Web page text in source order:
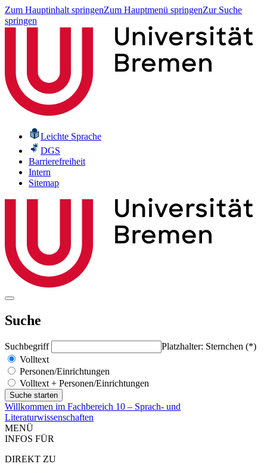
Zum Hauptinhalt springenZum Hauptmenü springenZur Suche
springen
Leichte Sprache
DGS
Barrierefreiheit
Intern
Sitemap
Suche
Suchbegriff
Platzhalter: Sternchen (*)
Volltext
Personen/Einrichtungen
Volltext + Personen/Einrichtungen
Willkommen im Fachbereich 10 – Sprach- und
Literaturwissenschaften
MENÜ
INFOS FÜR
DIREKT ZU